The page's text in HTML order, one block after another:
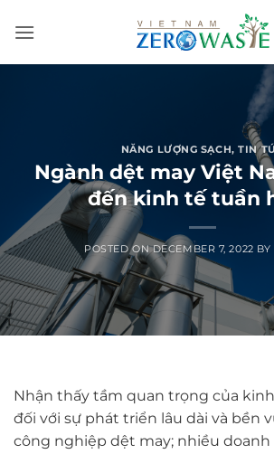
NĂNG LƯỢNG SẠCH,TIN
Ngành dệt may Việt
đến kinh tế tuần
POSTED ONDECEMBER 7, 2022 BY
Nhận thấy tầm quan trọng của
đối với sự phát triển lâu dài và bền
công nghiệp dệt may; nhiều